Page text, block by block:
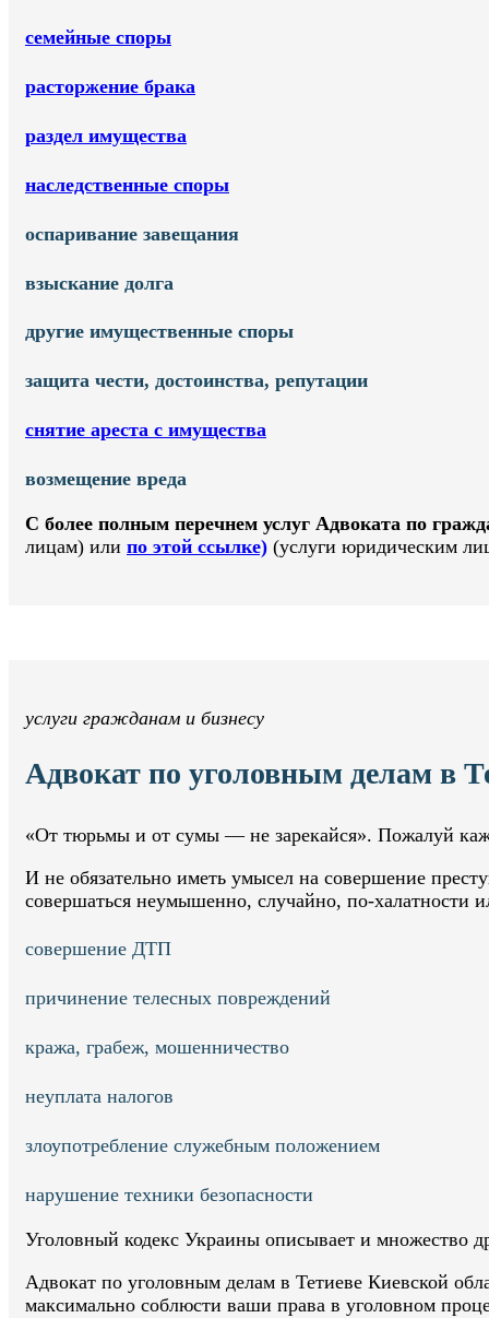
семейные споры
расторжение брака
раздел имущества
наследственные споры
оспаривание завещания
взыскание долга
другие имущественные споры
защита чести, достоинства, репутации
снятие ареста с имущества
возмещение вреда
С более полным перечнем услуг Адвоката по
лицам) или по этой ссылке) (услуги юридическим
услуги гражданам и бизнесу
Адвокат по уголовным делам в
«От тюрьмы и от сумы — не зарекайся». Пожалуй
И не обязательно иметь умысел на совершение
совершаться неумышенно, случайно, по-
совершение ДТП
причинение телесных повреждений
кража, грабеж, мошенничество
неуплата налогов
злоупотребление служебным положением
нарушение техники безопасности
Уголовный кодекс Украины описывает и множество
Адвокат по уголовным делам в Тетиеве Киевской
максимально соблюсти ваши права в уголовном